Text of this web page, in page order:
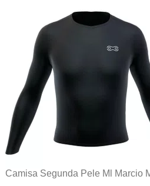
Camisa Segunda Pele Ml Marcio